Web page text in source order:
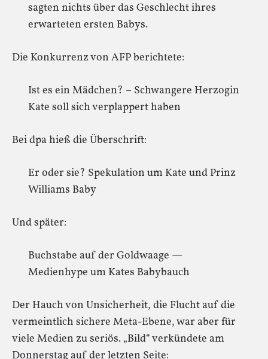
sagten nichts über das Geschlecht ihres
erwarteten ersten Babys.
Die Konkurrenz von AFP berichtete:
Ist es ein Mädchen? – Schwangere Herzogin
Kate soll sich verplappert haben
Bei dpa hieß die Überschrift:
Er oder sie? Spekulation um Kate und Prinz
Williams Baby
Und später:
Buchstabe auf der Goldwaage —
Medienhype um Kates Babybauch
Der Hauch von Unsicherheit, die Flucht auf die
vermeintlich sichere Meta-Ebene, war aber für
viele Medien zu seriös. „Bild“ verkündete am
Donnerstag auf der letzten Seite: